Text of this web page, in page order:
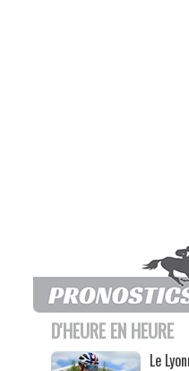
D'HEURE EN HEURE
Le